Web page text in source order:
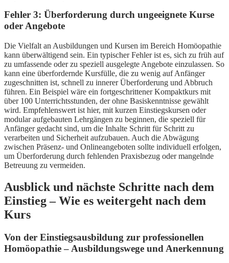
Fehler 3: Überforderung durch ungeeignete Kurse
oder Angebote
Die Vielfalt an Ausbildungen und Kursen im Bereich Homöopathie
kann überwältigend sein. Ein typischer Fehler ist es, sich zu früh auf
zu umfassende oder zu speziell ausgelegte Angebote einzulassen. So
kann eine überfordernde Kursfülle, die zu wenig auf Anfänger
zugeschnitten ist, schnell zu innerer Überforderung und Abbruch
führen. Ein Beispiel wäre ein fortgeschrittener Kompaktkurs mit
über 100 Unterrichtsstunden, der ohne Basiskenntnisse gewählt
wird. Empfehlenswert ist hier, mit kurzen Einstiegskursen oder
modular aufgebauten Lehrgängen zu beginnen, die speziell für
Anfänger gedacht sind, um die Inhalte Schritt für Schritt zu
verarbeiten und Sicherheit aufzubauen. Auch die Abwägung
zwischen Präsenz- und Onlineangeboten sollte individuell erfolgen,
um Überforderung durch fehlenden Praxisbezug oder mangelnde
Betreuung zu vermeiden.
Ausblick und nächste Schritte nach dem
Einstieg – Wie es weitergeht nach dem
Kurs
Von der Einstiegsausbildung zur professionellen
Homöopathie – Ausbildungswege und Anerkennung